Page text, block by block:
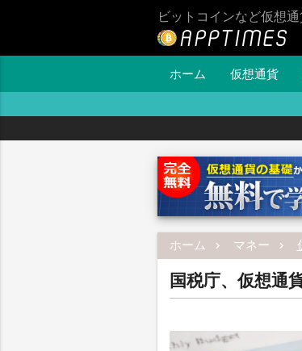
ビットコインなど仮想
ホーム 仮想通貨
ホーム マネー
国税庁、仮想通